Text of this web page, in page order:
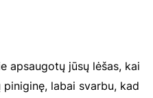
apsaugotų jūsų lėšas, kai
labai svarbu, kad